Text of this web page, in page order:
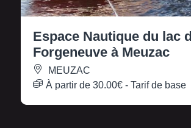
Espace Nautique du lac
Forgeneuve à Meuzac
MEUZAC
À partir de 30.00€ - Tarif de base